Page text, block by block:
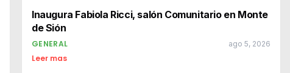
Inaugura Fabiola Ricci, salón Comunitario en Monte
de Sión
GENERAL ago 5, 2026
Leer mas